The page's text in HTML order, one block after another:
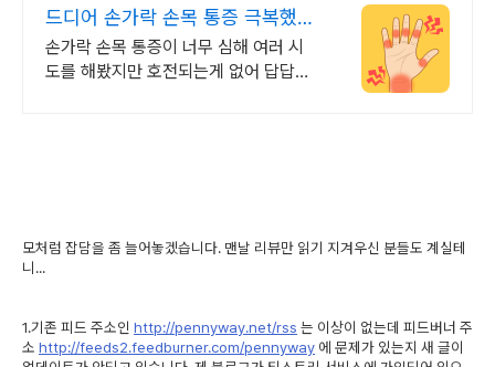
드디어 손가락 손목 통증 극복했습
니다.(+극복과정)
손가락 손목 통증이 너무 심해 여러 시
도를 해봤지만 호전되는게 없어 답답한
모처럼 잡담을 좀 늘어놓겠습니다. 맨날 리뷰만 읽기 지겨우신 분들도 계실테
니...
1.기존 피드 주소인 http://pennyway.net/rss 는 이상이 없는데 피드버너 주
소 http://feeds2.feedburner.com/pennyway 에 문제가 있는지 새 글이